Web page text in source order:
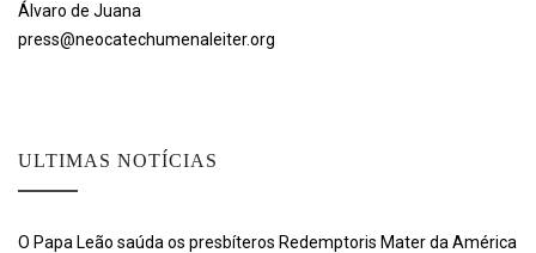
Álvaro de Juana
press@neocatechumenaleiter.org
ULTIMAS NOTÍCIAS
O Papa Leão saúda os presbíteros Redemptoris Mater da América